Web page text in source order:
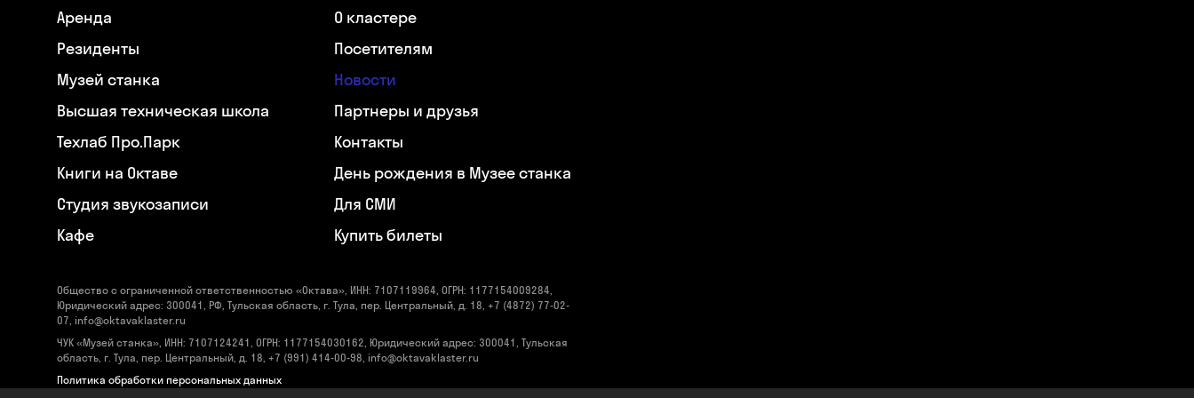
Аренда
Резиденты
Музей станка
Высшая техническая школа
Техлаб Про.Парк
Книги на Октаве
Студия звукозаписи
Кафе
О кластере
Посетителям
Новости
Партнеры и друзья
Контакты
День рождения в Музее станка
Для СМИ
Купить билеты
Общество с ограниченной ответственностью «Октава», ИНН: 7107119964, ОГРН: 1177154009284,
Юридический адрес: 300041, РФ, Тульская область, г. Тула, пер. Центральный, д. 18, +7 (4872) 77-02-
07, info@oktavaklaster.ru
ЧУК «Музей станка», ИНН: 7107124241, ОГРН: 1177154030162, Юридический адрес: 300041, Тульская
область, г. Тула, пер. Центральный, д. 18, +7 (991) 414-00-98, info@oktavaklaster.ru
Политика обработки персональных данных